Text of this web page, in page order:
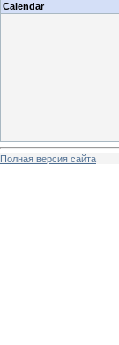
Calendar
Полная версия сайта